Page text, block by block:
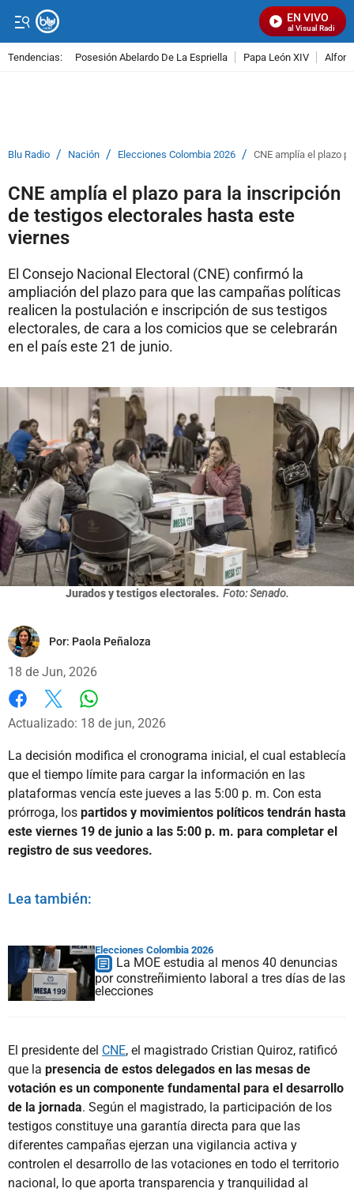
EN VIVO
Señal Visual Radio
Tendencias: Posesión Abelardo De La Espriella Papa León XIV
Blu Radio / Nación / Elecciones Colombia 2026 / CNE amplía el plazo
CNE amplía el plazo para la inscripción
de testigos electorales hasta este
viernes
El Consejo Nacional Electoral (CNE) confirmó la
ampliación del plazo para que las campañas políticas
realicen la postulación e inscripción de sus testigos
electorales, de cara a los comicios que se celebrarán
en el país este 21 de junio.
Jurados y testigos electorales. Foto: Senado.
Por: Paola Peñaloza
18 de Jun, 2026
Facebook
X
Actualizado: 18 de jun, 2026
La decisión modifica el cronograma inicial, el cual establecía
que el tiempo límite para cargar la información en las
plataformas vencía este jueves a las 5:00 p. m. Con esta
prórroga, los partidos y movimientos políticos tendrán hasta
este viernes 19 de junio a las 5:00 p. m. para completar el
registro de sus veedores.
Lea también:
Elecciones Colombia 2026
La MOE estudia al menos 40 denuncias
por constreñimiento laboral a tres días de las
elecciones
El presidente del CNE, el magistrado Cristian Quiroz, ratificó
que la presencia de estos delegados en las mesas de
votación es un componente fundamental para el desarrollo
de la jornada. Según el magistrado, la participación de los
testigos constituye una garantía directa para que las
diferentes campañas ejerzan una vigilancia activa y
controlen el desarrollo de las votaciones en todo el territorio
nacional, lo que aporta transparencia y tranquilidad al